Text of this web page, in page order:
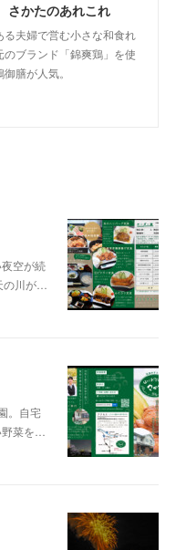
かたのあれこれ
夫婦で営む小さな和食れ
ブランド「錦爽鶏」を使
膳が人気。
空が続
川が…
。自宅
菜を…